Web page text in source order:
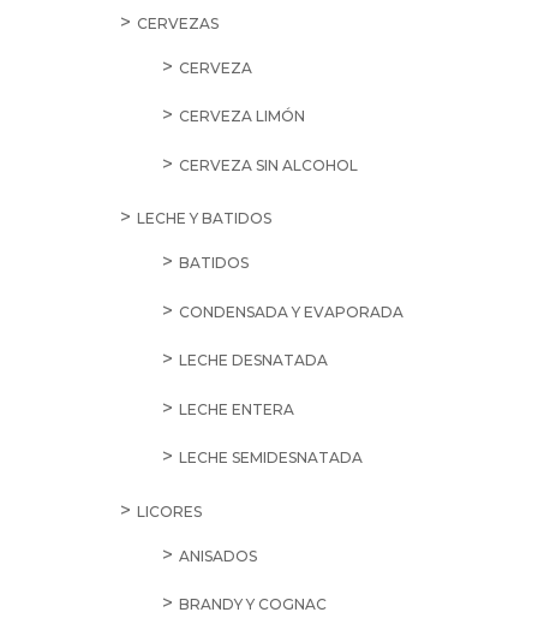
CERVEZAS
CERVEZA
CERVEZA LIMÓN
CERVEZA SIN ALCOHOL
LECHE Y BATIDOS
BATIDOS
CONDENSADA Y EVAPORADA
LECHE DESNATADA
LECHE ENTERA
LECHE SEMIDESNATADA
LICORES
ANISADOS
BRANDY Y COGNAC